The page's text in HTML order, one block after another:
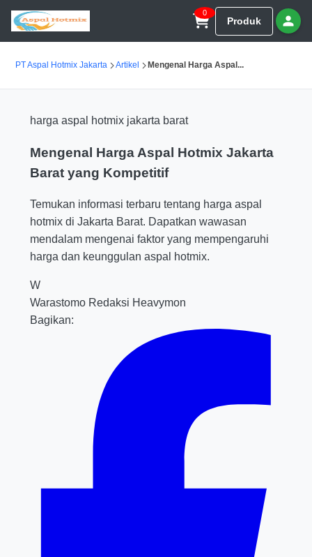
0
Produk
PT Aspal Hotmix Jakarta Artikel Mengenal Harga Aspal...
harga aspal hotmix jakarta barat
Mengenal Harga Aspal Hotmix Jakarta
Barat yang Kompetitif
Temukan informasi terbaru tentang harga aspal
hotmix di Jakarta Barat. Dapatkan wawasan
mendalam mengenai faktor yang mempengaruhi
harga dan keunggulan aspal hotmix.
W
Warastomo Redaksi Heavymon
Bagikan: